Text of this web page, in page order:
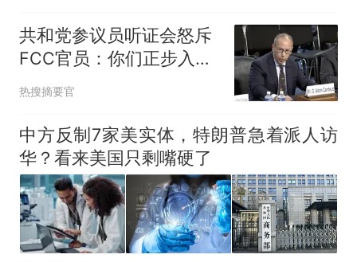
间创作“悬浮字” 网友：真·裸眼
3D！
热
制裁瓜子饺子，美国怕什
么？
共和党参议员听证会怒斥
FCC官员：你们正步入违
反第一修正案边缘
热搜摘要官
中方反制7家美实体，特朗普急着派人访
华？看来美国只剩嘴硬了